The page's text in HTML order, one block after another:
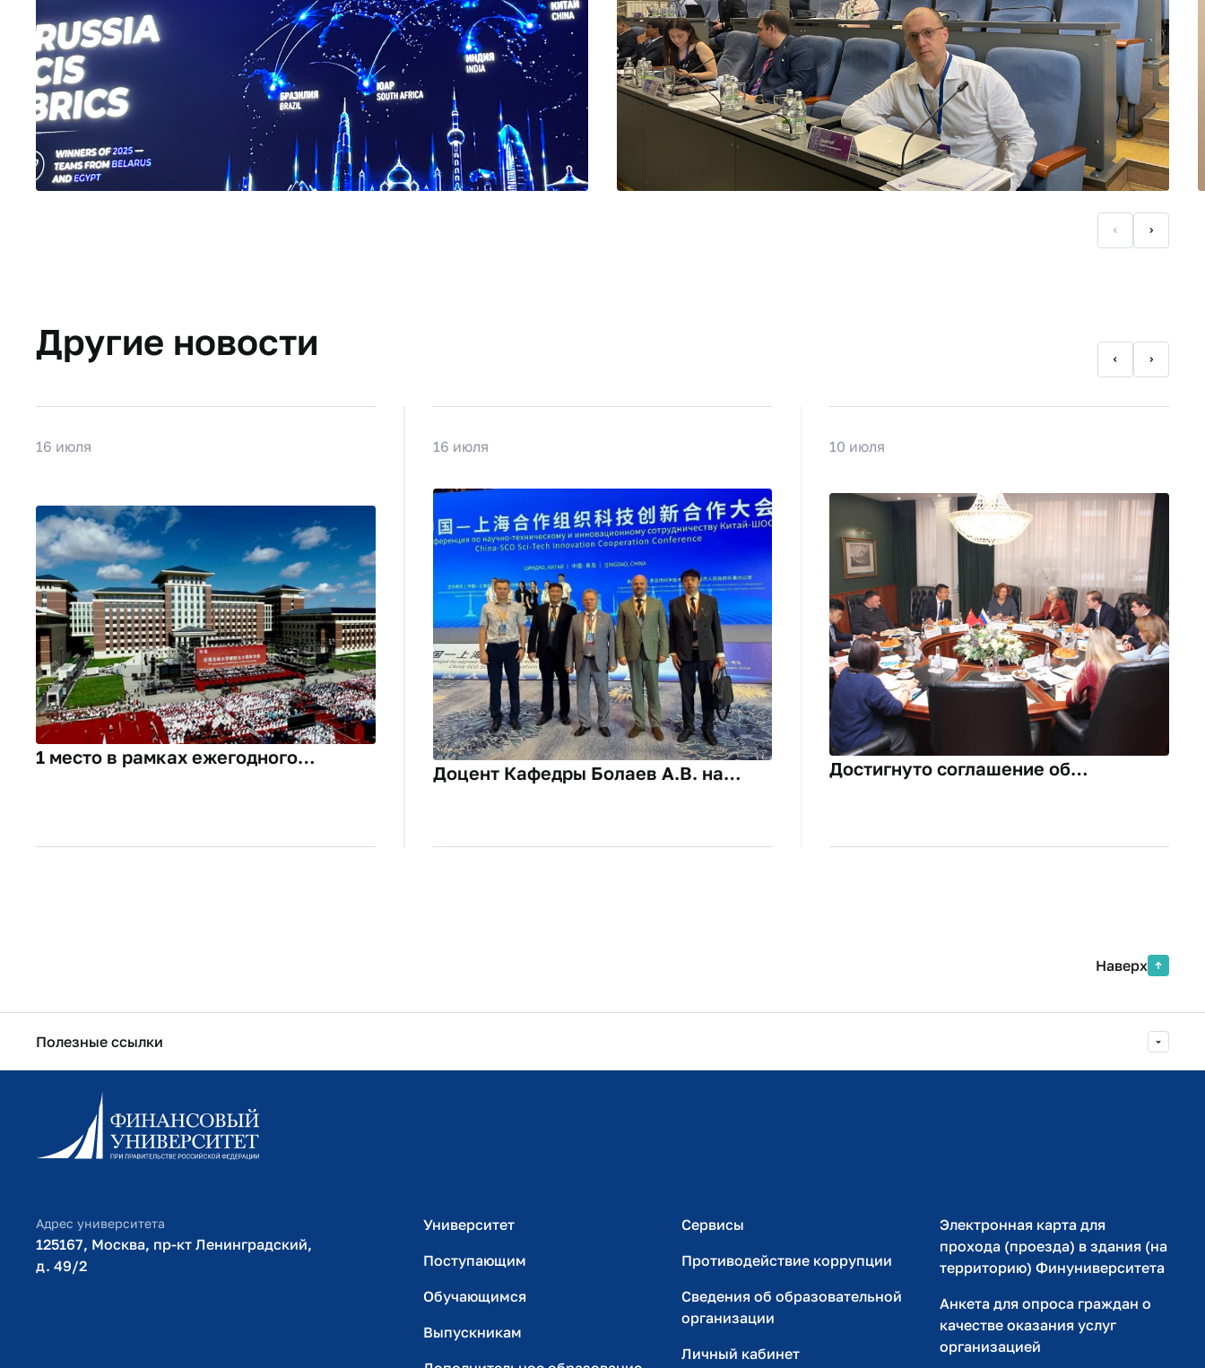
Другие новости
16 июля
1 место в рамках ежегодного
16 июля
Доцент Кафедры Болаев А.В. на
Китай-ШОС
10 июля
Достигнуто соглашение об
Наверх
Полезные ссылки
Информационно-образовательный портал
Личный кабинет поступающего
Библиотечно-информационный комплекс
Адрес университета
125167, Москва, пр-кт Ленинградский,
д. 49/2​
Университет
Поступающим
Обучающимся
Выпускникам
Сервисы
Противодействие коррупции
Сведения об образовательной
организации
Личный кабинет
Электронная карта для
прохода (проезда) в здания (на
территорию) Финуниверситета
Анкета для опроса граждан о
качестве оказания услуг
организацией